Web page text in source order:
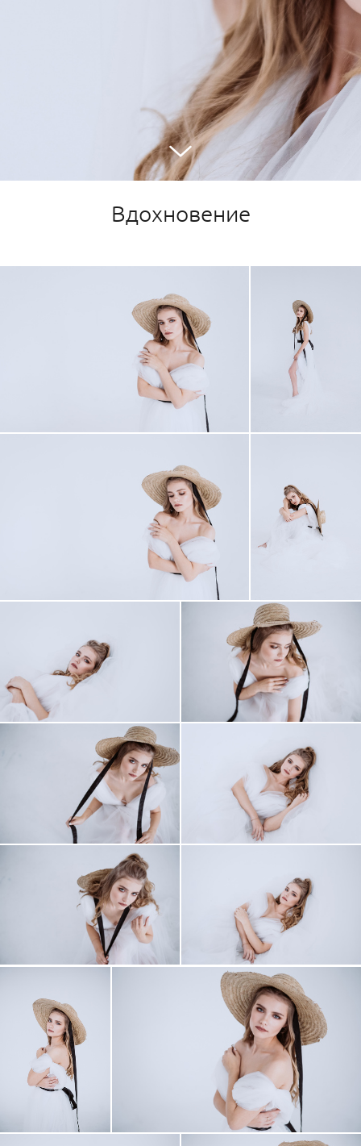
Вдохновение